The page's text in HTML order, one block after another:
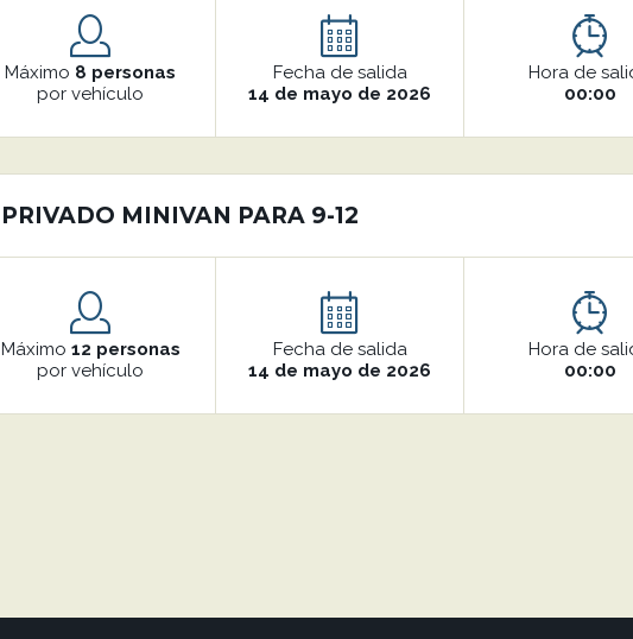
Máximo 8 personas
por vehículo
Fecha de salida
14 de mayo de 2026
Hora de
00:00
PRIVADO MINIVAN PARA 9-12
Máximo 12 personas
por vehículo
Fecha de salida
14 de mayo de 2026
Hora de
00:00